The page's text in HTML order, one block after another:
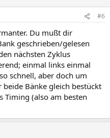
#6
Du mußt dir
geschrieben/gelesen
nächsten Zyklus
einmal links einmal
schnell, aber doch um
Bänke gleich bestückt
Timing (also am besten